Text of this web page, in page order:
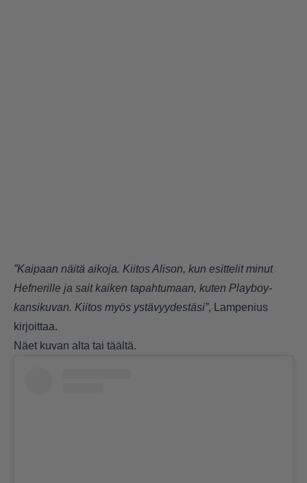
”Kaipaan näitä aikoja. Kiitos Alison, kun esittelit minut
Hefnerille ja sait kaiken tapahtumaan, kuten Playboy-
kansikuvan. Kiitos myös ystävyydestäsi”, Lampenius
kirjoittaa.
Näet kuvan alta tai täältä.